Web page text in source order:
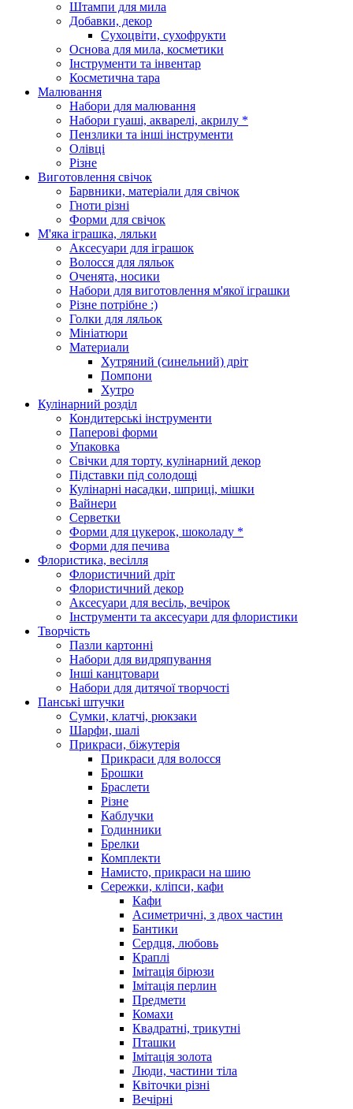
Штампи для мила
Добавки, декор
Сухоцвіти, сухофрукти
Основа для мила, косметики
Інструменти та інвентар
Косметична тара
Малювання
Набори для малювання
Набори гуаші, акварелі, акрилу *
Пензлики та інші інструменти
Олівці
Різне
Виготовлення свічок
Барвники, матеріали для свічок
Гноти різні
Форми для свічок
М'яка іграшка, ляльки
Аксесуари для іграшок
Волосся для ляльок
Оченята, носики
Набори для виготовлення м'якої іграшки
Різне потрібне :)
Голки для ляльок
Мініатюри
Материали
Хутряний (синельний) дріт
Помпони
Хутро
Кулінарний розділ
Кондитерські інструменти
Паперові форми
Упаковка
Свічки для торту, кулінарний декор
Підставки під солодощі
Кулінарні насадки, шприці, мішки
Вайнери
Серветки
Форми для цукерок, шоколаду *
Форми для печива
Флористика, весілля
Флористичний дріт
Флористичний декор
Аксесуари для весіль, вечірок
Інструменти та аксесуари для флористики
Творчість
Пазли картонні
Набори для видряпування
Інші канцтовари
Набори для дитячої творчості
Панські штучки
Сумки, клатчі, рюкзаки
Шарфи, шалі
Прикраси, біжутерія
Прикраси для волосся
Брошки
Браслети
Різне
Каблучки
Годинники
Брелки
Комплекти
Намисто, прикраси на шию
Сережки, кліпси, кафи
Кафи
Асиметричні, з двох частин
Бантики
Сердця, любовь
Краплі
Імітація бірюзи
Імітація перлин
Предмети
Комахи
Квадратні, трикутні
Пташки
Імітація золота
Люди, частини тіла
Квіточки різні
Вечірні